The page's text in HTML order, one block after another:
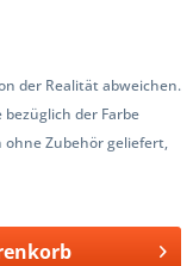
der Realität abweichen.
der Farbe
Zubehör geliefert,